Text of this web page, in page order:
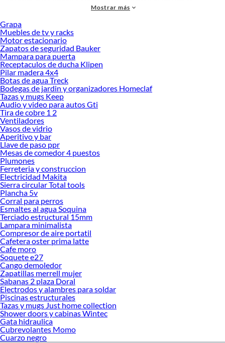
accesorios de calidad que te ayudarán a crear un espacio más tú.
Desde remodelaciones hasta proyectos de decoración, estamos aquí para hacer
tus ideas realidad. ¡Visítanos y encuentra todo lo que tenemos para ofrecerte en
Tapa ciega!
Explora la variedad de productos de Tapa ciega en Sodimac
Herramientas, materiales y accesorios de calidad para tus proyectos y
renovación de espacios. ¡Visítanos y descubre todo lo que tenemos para
ofrecerte!
Encuentra una amplia variedad de productos de Tapa ciega en Sodimac.
Encuentra todo lo necesario para tus proyectos de renovación y decoración.
¡Visítanos y haz tus ideas realidad!
Mostrar más
Grapa
Muebles de tv y racks
Motor estacionario
Zapatos de seguridad Bauker
Mampara para puerta
Receptaculos de ducha Klipen
Pilar madera 4x4
Botas de agua Treck
Bodegas de jardin y organizadores Homeclaf
Tazas y mugs Keep
Audio y video para autos Gti
Tira de cobre 1 2
Ventiladores
Vasos de vidrio
Aperitivo y bar
Llave de paso ppr
Mesas de comedor 4 puestos
Plumones
Ferreteria y construccion
Electricidad Makita
Sierra circular Total tools
Plancha 5v
Corral para perros
Esmaltes al agua Soquina
Terciado estructural 15mm
Lampara minimalista
Compresor de aire portatil
Cafetera oster prima latte
Cafe moro
Soquete e27
Cango demoledor
Zapatillas merrell mujer
Sabanas 2 plaza Doral
Electrodos y alambres para soldar
Piscinas estructurales
Tazas y mugs Just home collection
Shower doors y cabinas Wintec
Gata hidraulica
Cubrevolantes Momo
Cuarzo negro